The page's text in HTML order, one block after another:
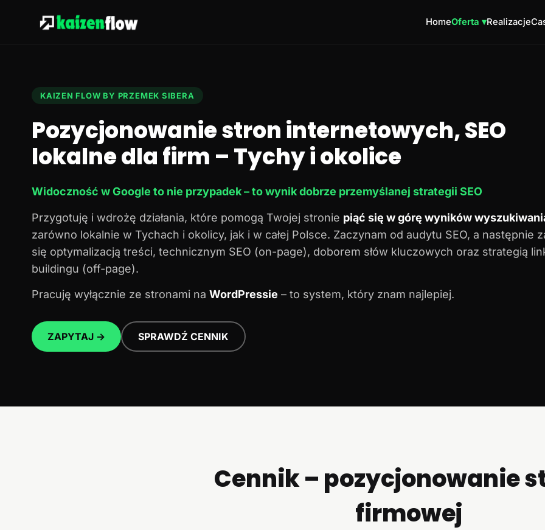
HomeOferta ▾Realizacje
KAIZEN FLOW BY PRZEMEK SIBERA
Pozycjonowanie stron internetowych, SEO
lokalne dla firm – Tychy i okolice
Widoczność w Google to nie przypadek – to wynik dobrze przemyślanej strategii SEO
Przygotuję i wdrożę działania, które pomogą Twojej stronie piąć się w górę wyników
zarówno lokalnie w Tychach i okolicy, jak i w całej Polsce. Zaczynam od audytu SEO, a następnie
się optymalizacją treści, technicznym SEO (on-page), doborem słów kluczowych oraz strategią
buildingu (off-page).
Pracuję wyłącznie ze stronami na WordPressie – to system, który znam najlepiej.
ZAPYTAJ → SPRAWDŹ CENNIK
Cennik – pozycjonowanie
firmowej